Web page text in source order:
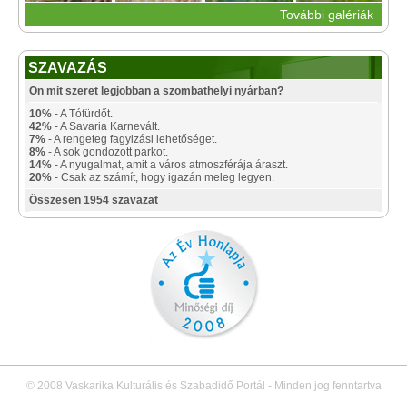
További galériák
SZAVAZÁS
Ön mit szeret legjobban a szombathelyi nyárban?
10% - A Tófürdőt.
42% - A Savaria Karnevált.
7% - A rengeteg fagyizási lehetőséget.
8% - A sok gondozott parkot.
14% - A nyugalmat, amit a város atmoszférája áraszt.
20% - Csak az számít, hogy igazán meleg legyen.
Összesen 1954 szavazat
© 2008 Vaskarika Kulturális és Szabadidő Portál - Minden jog fenntartva